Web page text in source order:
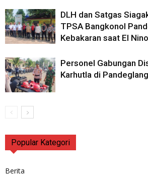
DLH dan Satgas
TPSA Bangkonol
Kebakaran saat El Nino
Personel Gabungan
Karhutla di Pandeglang
Popular Kategori
Berita